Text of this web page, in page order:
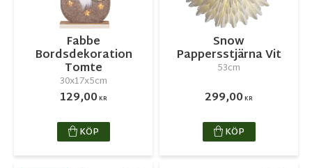
Fabbe
Bordsdekoration
Tomte
30x17x5cm
129,00KR
KÖP
Snow
Pappersstjärna Vit
53cm
299,00KR
KÖP